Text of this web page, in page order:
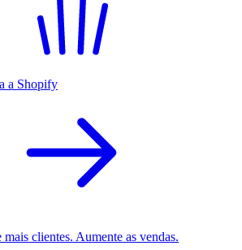
a Shopify
mais clientes. Aumente as vendas.